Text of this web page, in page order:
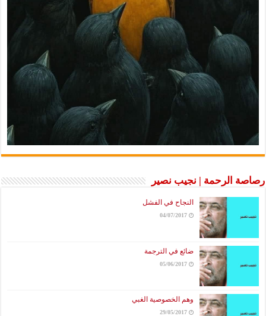
رصاصة الرحمة | نجيب نصير
النجاح في الفشل
04/07/2017
ضائع في الترجمة
05/06/2017
وهم الخصوصية الغبي
29/05/2017